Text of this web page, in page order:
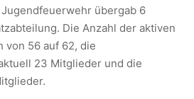
übergab 6
Die Anzahl der aktiven
von 56 auf 62, die
23 Mitglieder und die